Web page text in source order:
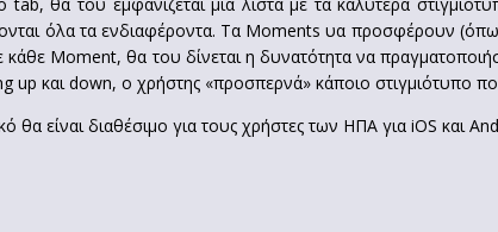
όλα τα ενδιαφέροντα. Τα Moments υα προσφέρουν
Moment, θα του δίνεται η δυνατότητα να
και down, ο χρήστης «προσπερνά» κάποιο στιγμιότυπο
θα είναι διαθέσιμο για τους χρήστες των ΗΠΑ για iOS